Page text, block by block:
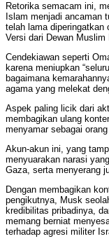
Retorika semacam ini,
Islam menjadi ancaman
telah lama diperingatkan
Versi dari Dewan Muslim
Cendekiawan seperti
karena meniupkan
bagaimana
agama yang melekat
Aspek paling licik dari
membagikan ulang
menyamar sebagai
Akun-akun ini, yang
menyuarakan narasi
Gaza, serta menyerang
Dengan membagikan
pengikutnya, Musk
kredibilitas pribadinya,
memang berniat
terhadap agresi militer